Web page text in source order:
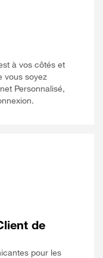
à vos côtés et
vous soyez
Personnalisé,
de
pour les